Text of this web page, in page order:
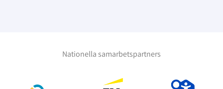
Nationella samarbetspartners